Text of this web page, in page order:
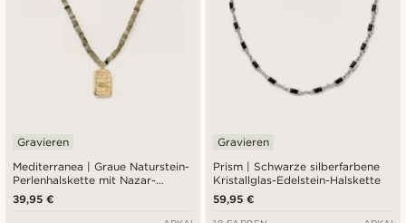
Mediterranea | Graue Naturstein-
Perlenhalskette mit Nazar-
Charme-Anhänger
Gravieren
39,95 €
Prism | Schwarze silberfarbene
Kristallglas-Edelstein-Halskette
Gravieren
59,95 €